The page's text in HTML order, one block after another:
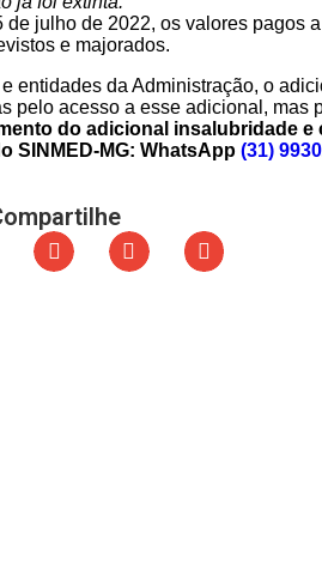
julho de 2022, os valores pagos
e majorados.
entidades da Administração, o
pelo acesso a esse adicional, mas
do adicional insalubridade e
SINMED-MG: WhatsApp (31)